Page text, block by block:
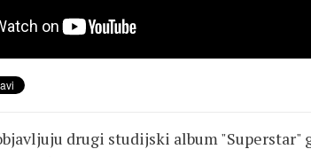
drugi studijski album "Superstar"